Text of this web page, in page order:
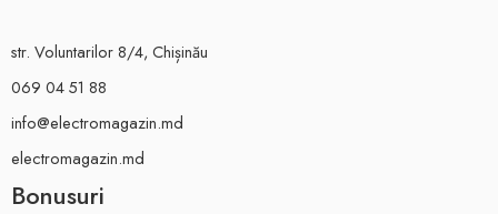
str. Voluntarilor 8/4, Chișinău
069 04 51 88
info@electromagazin.md
electromagazin.md
Bonusuri